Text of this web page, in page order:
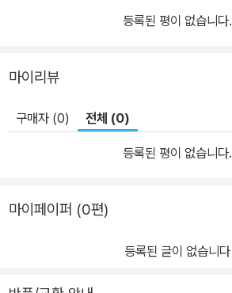
등록된 평이 없습니다.
마이리뷰
구매자 (0) 전체 (0)
등록된 평이 없습니다.
마이페이퍼 (0편)
등록된 글이 없습니다